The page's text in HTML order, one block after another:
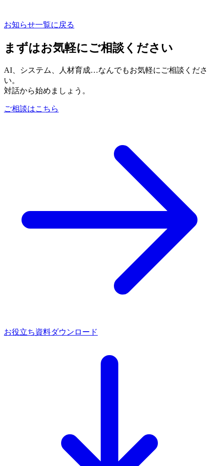
お知らせ一覧に戻る
まずはお気軽にご相談ください
AI、システム、人材育成…なんでもお気軽にご相談くださ
い。
対話から始めましょう。
ご相談はこちら
お役立ち資料ダウンロード